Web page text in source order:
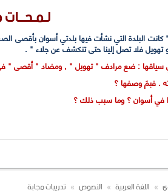
البلدة التي نشأت فيها بلدتي أسوان
تهويل فلا تصل إلينا حتى تنكشف عن جلاء " .
: ضع مرادف " تهويل " , ومضاد " أقصى "
. فبمَ وصفها ؟
في أسوان ؟ وما سبب ذلك ؟
بلدتي أسوان - البلدة التي نشأت فيها أسوان] ؟ ولماذا
اللغة العربية النصوص
تدريبات مجابة